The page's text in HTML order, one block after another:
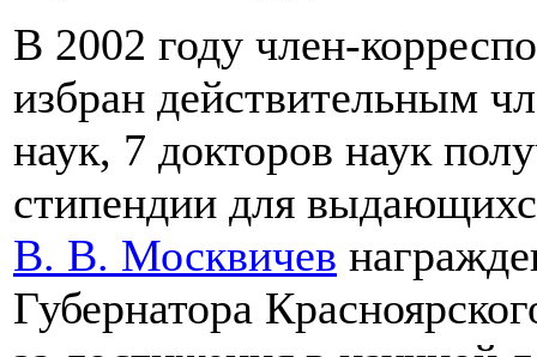
В 2002 году член-
избран действительным
наук, 7 докторов наук
стипендии для
В. В. Москвичев
Губернатора